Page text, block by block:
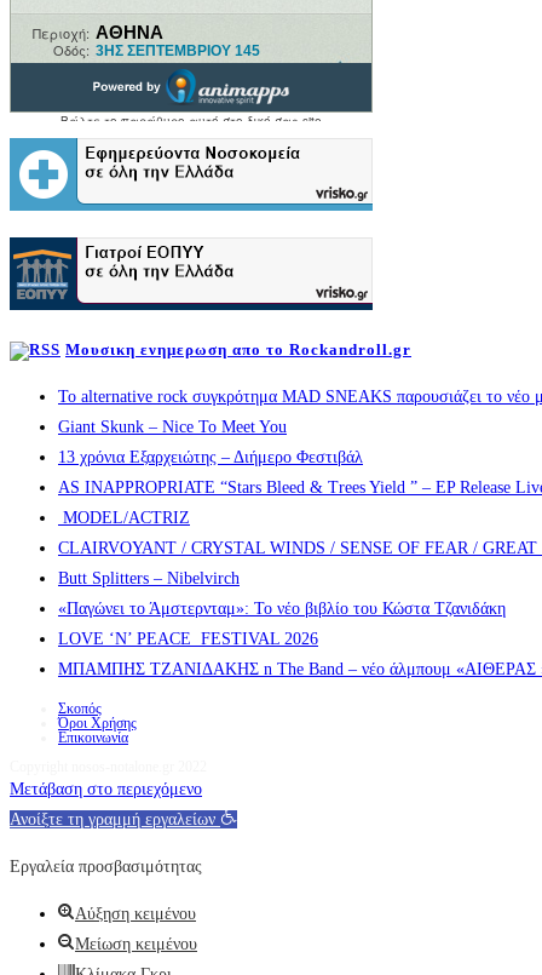
Μουσικη ενημερωση απο το Rockandroll.gr
Το alternative rock συγκρότημα MAD SNEAKS παρουσιάζει το νέο
Giant Skunk – Nice To Meet You
13 χρόνια Εξαρχειώτης – Διήμερο Φεστιβάλ
AS INAPPROPRIATE “Stars Bleed & Trees Yield ” – EP Release
MODEL/ACTRIZ
CLAIRVOYANT / CRYSTAL WINDS / SENSE OF FEAR /
Butt Splitters – Nibelvirch
«Παγώνει το Άμστερνταμ»: Το νέο βιβλίο του Κώστα Τζανιδάκη
LOVE ‘N’ PEACE FESTIVAL 2026
ΜΠΑΜΠΗΣ ΤΖΑΝΙΔΑΚΗΣ n The Band – νέο άλμπουμ «ΑΙΘΕΡΑΣ »
Σκοπός
Όροι Χρήσης
Επικοινωνία
Μετάβαση στο περιεχόμενο
Ανοίξτε τη γραμμή εργαλείων
Εργαλεία προσβασιμότητας
Αύξηση κειμένου
Μείωση κειμένου